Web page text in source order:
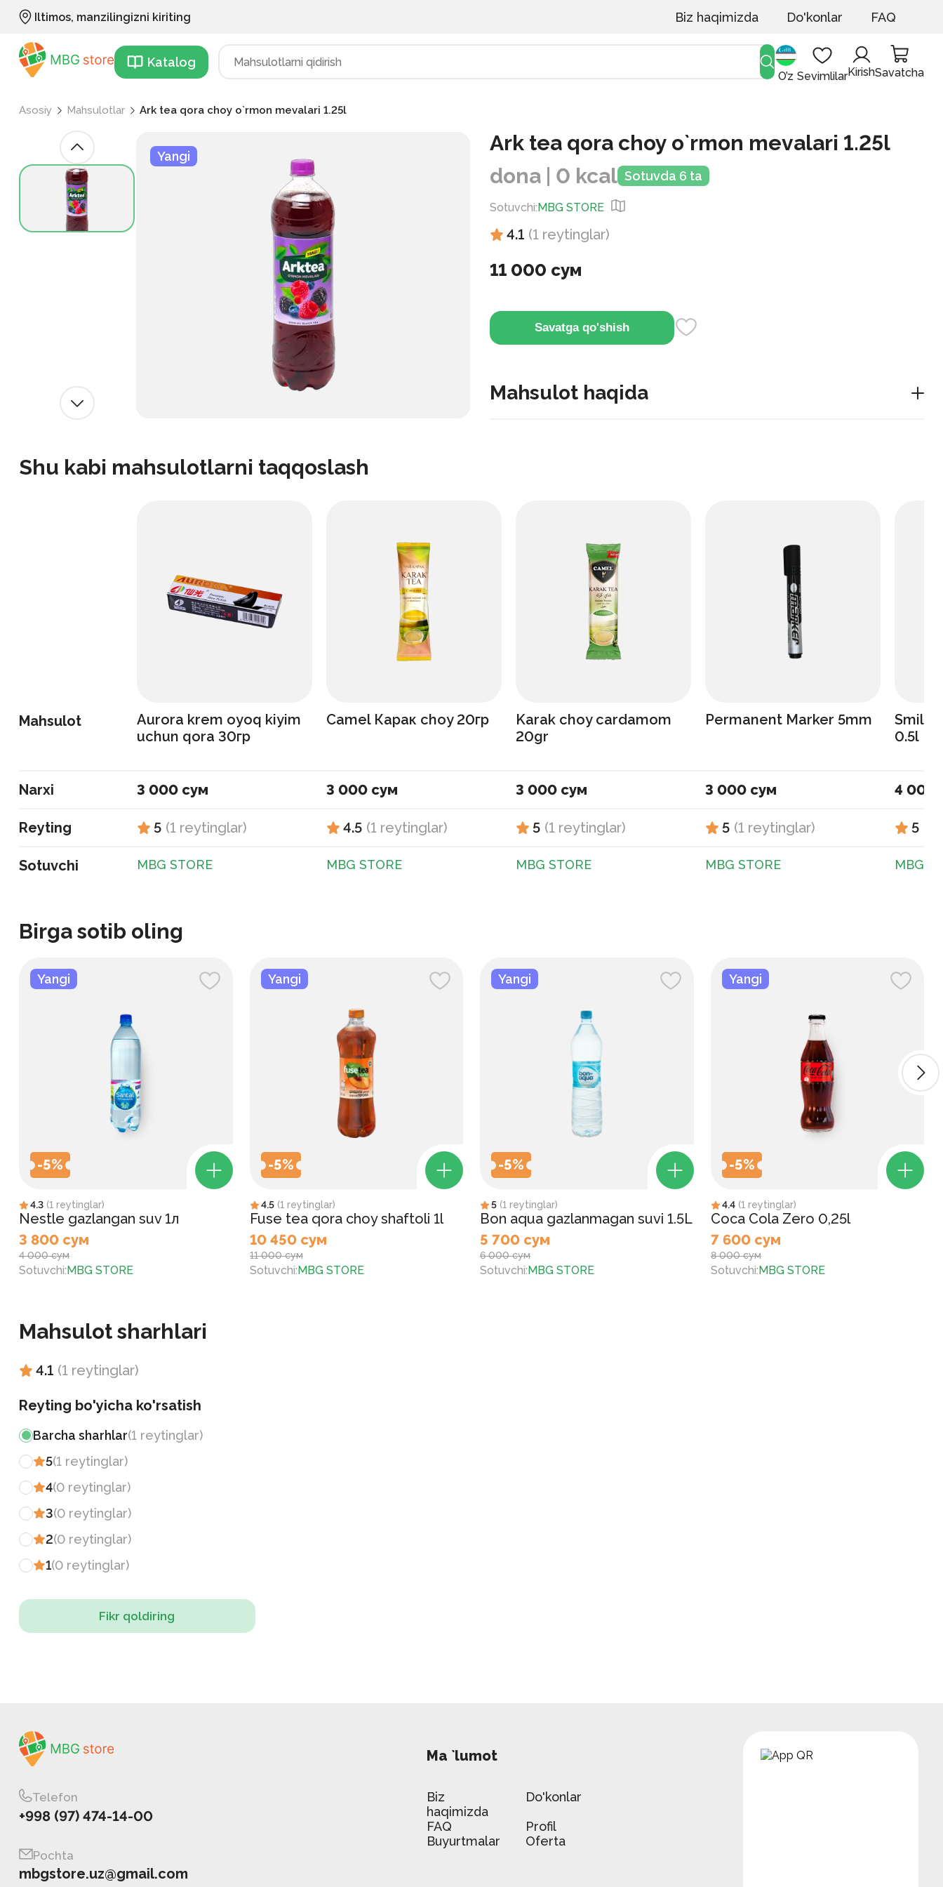
Iltimos, manzilingizni kiriting Biz haqimizda Do'konlar FAQ
Katalog
O’z SevimlilarKirishSavatcha
Asosiy Mahsulotlar Ark tea qora choy o`rmon mevalari 1.25l
Yangi
Ark tea qora choy o`rmon mevalari 1.25l
dona | 0 kcal Sotuvda 6 ta
Sotuvchi:MBG STORE
4.1 (1 reytinglar)
11 000 сум
Savatga qo'shish
Mahsulot haqida
Shu kabi mahsulotlarni taqqoslash
Mahsulot
Narxi
Reyting
Sotuvchi
Aurora krem oyoq kiyim
uchun qora 30гр
3 000 сум
5 (1 reytinglar)
MBG STORE
Camel Карак choy 20гр
3 000 сум
4.5 (1 reytinglar)
MBG STORE
Karak choy cardamom
20gr
3 000 сум
5 (1 reytinglar)
MBG STORE
Permanent Marker 5mm
3 000 сум
5 (1 reytinglar)
MBG STORE
Smile
0.5l
4 000
5
MBG
Birga sotib oling
-5%
Yangi
4.3 (1 reytinglar)
Nestle gazlangan suv 1л
3 800 сум
4 000 сум
Sotuvchi:MBG STORE
-5%
Yangi
4.5 (1 reytinglar)
Fuse tea qora choy shaftoli 1l
10 450 сум
11 000 сум
Sotuvchi:MBG STORE
-5%
Yangi
5 (1 reytinglar)
Bon aqua gazlanmagan suvi 1.5L
5 700 сум
6 000 сум
Sotuvchi:MBG STORE
-5%
Yangi
4.4 (1 reytinglar)
Coca Cola Zero 0,25l
7 600 сум
8 000 сум
Sotuvchi:MBG STORE
Mahsulot sharhlari
4.1 (1 reytinglar)
Reyting bo'yicha ko'rsatish
Barcha sharhlar(1 reytinglar)
5(1 reytinglar)
4(0 reytinglar)
3(0 reytinglar)
2(0 reytinglar)
1(0 reytinglar)
Fikr qoldiring
Telefon
+998 (97) 474-14-00
Pochta
mbgstore.uz@gmail.com
Ma `lumot
Biz
haqimizda
Do'konlar
FAQ
Profil
Buyurtmalar
Oferta